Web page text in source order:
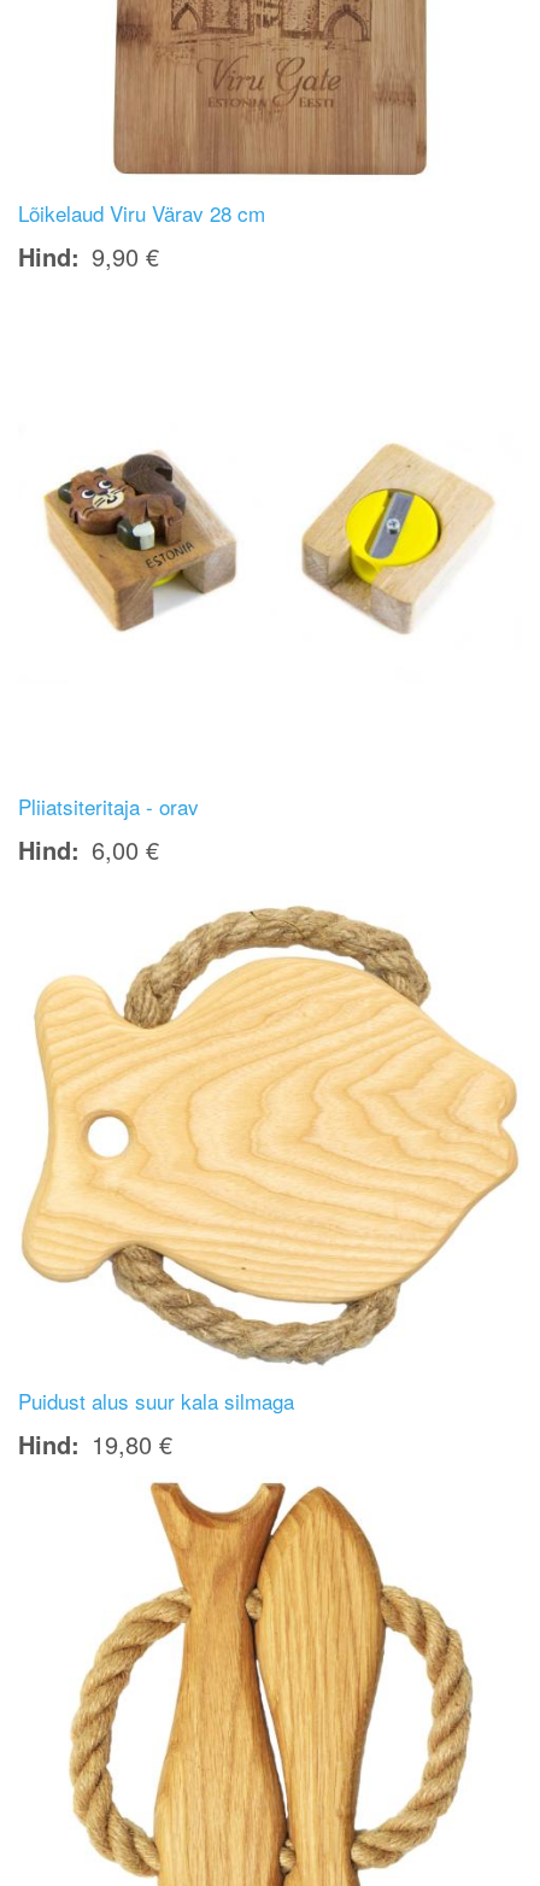
Lõikelaud Viru Värav 28 cm
Hind 9,90 €
Pliiatsiteritaja - orav
Hind 6,00 €
Puidust alus suur kala silmaga
Hind 19,80 €